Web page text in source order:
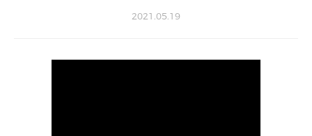
2021.05.19